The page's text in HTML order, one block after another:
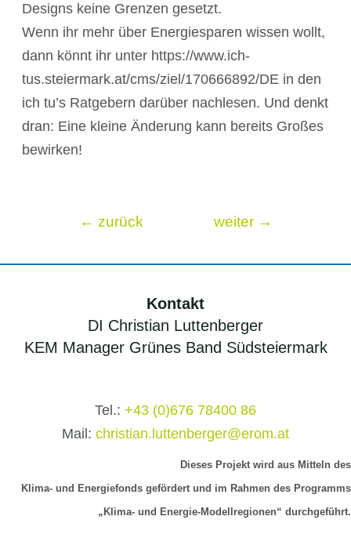
Designs keine Grenzen gesetzt.
Wenn ihr mehr über Energiesparen wissen wollt,
dann könnt ihr unter https://www.ich-
tus.steiermark.at/cms/ziel/170666892/DE in den
ich tu’s Ratgebern darüber nachlesen. Und denkt
dran: Eine kleine Änderung kann bereits Großes
bewirken!
Beitragsnavigation
← zurück weiter →
Kontakt
DI Christian Luttenberger
KEM Manager Grünes Band Südsteiermark
Tel.: +43 (0)676 78400 86
Mail: christian.luttenberger@erom.at
Dieses Projekt wird aus Mitteln des
Klima- und Energiefonds gefördert und im Rahmen des Programms
„Klima- und Energie-Modellregionen“ durchgeführt.